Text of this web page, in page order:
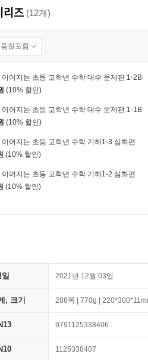
리즈 (12개)
품절포함
이어지는 초등 고학년 수학 대수 문제편 1-2B
(10% 할인)
이어지는 초등 고학년 수학 대수 문제편 1-1B
(10% 할인)
이어지는 초등 고학년 수학 기하1-3 심화편
(10% 할인)
이어지는 초등 고학년 수학 기하1-2 심화편
(10% 할인)
일 2021년 12월 03일
, 크기 288쪽 | 770g |
9791125338406
1125338407